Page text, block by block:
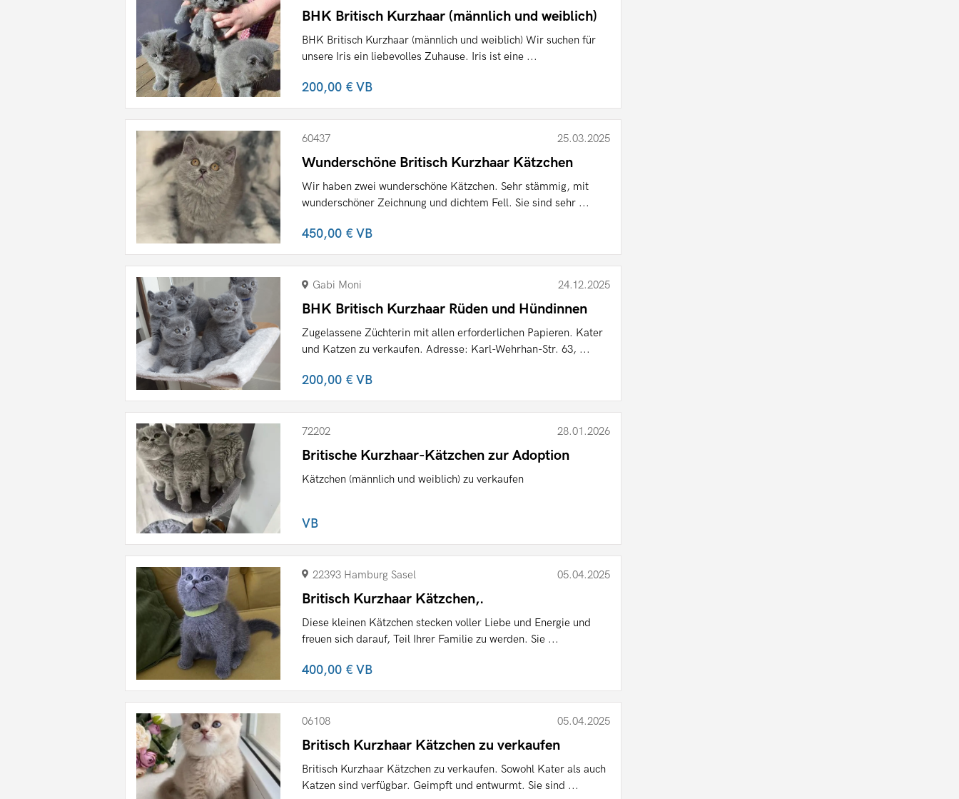
BHK Britisch Kurzhaar (männlich und weiblich)
BHK Britisch Kurzhaar (männlich und weiblich) Wir suchen für
unsere Iris ein liebevolles Zuhause. Iris ist eine ...
200,00 €VB
60437 25.03.2025
Wunderschöne Britisch Kurzhaar Kätzchen
Wir haben zwei wunderschöne Kätzchen. Sehr stämmig, mit
wunderschöner Zeichnung und dichtem Fell. Sie sind sehr ...
450,00 €VB
Gabi Moni 24.12.2025
BHK Britisch Kurzhaar Rüden und Hündinnen
Zugelassene Züchterin mit allen erforderlichen Papieren. Kater
und Katzen zu verkaufen. Adresse: Karl-Wehrhan-Str. 63, ...
200,00 €VB
72202 28.01.2026
Britische Kurzhaar-Kätzchen zur Adoption
Kätzchen (männlich und weiblich) zu verkaufen
VB
22393 Hamburg Sasel 05.04.2025
Britisch Kurzhaar Kätzchen,.
Diese kleinen Kätzchen stecken voller Liebe und Energie und
freuen sich darauf, Teil Ihrer Familie zu werden. Sie ...
400,00 €VB
06108 05.04.2025
Britisch Kurzhaar Kätzchen zu verkaufen
Britisch Kurzhaar Kätzchen zu verkaufen. Sowohl Kater als auch
Katzen sind verfügbar. Geimpft und entwurmt. Sie sind ...